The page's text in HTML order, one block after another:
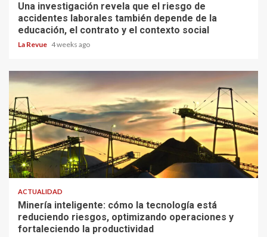
Una investigación revela que el riesgo de
accidentes laborales también depende de la
educación, el contrato y el contexto social
La Revue 4 weeks ago
ACTUALIDAD
Minería inteligente: cómo la tecnología está
reduciendo riesgos, optimizando operaciones y
fortaleciendo la productividad